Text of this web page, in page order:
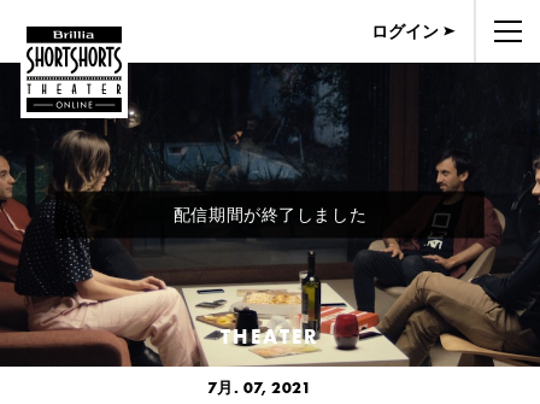
ログイン
配信期間が終了しました
THEATER
7月. 07, 2021